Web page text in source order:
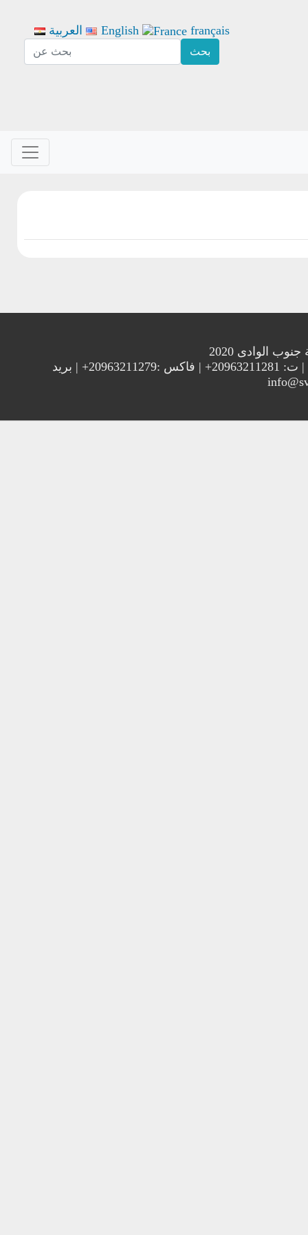
العربية English français
الوادى 2020
العنوان : جامعة جنوب الوادي 83523 قنا - جمهورية مصر العربية | ت: 20963211281+ | فاكس :20963211279+ | بريد